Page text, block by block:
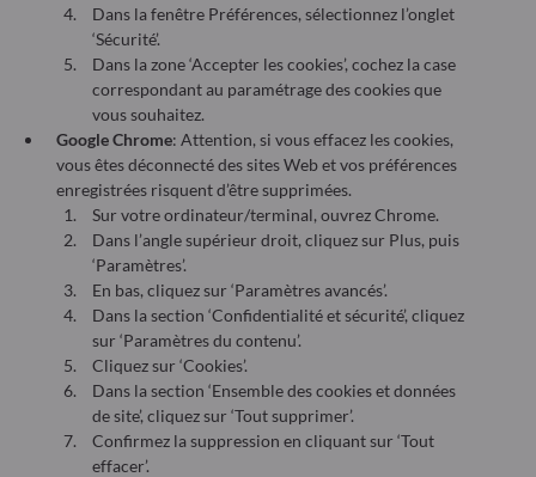
Dans la fenêtre Préférences, sélectionnez l’onglet
‘Sécurité’.
Dans la zone ‘Accepter les cookies’, cochez la case
correspondant au paramétrage des cookies que
vous souhaitez.
Google Chrome: Attention, si vous effacez les cookies,
vous êtes déconnecté des sites Web et vos préférences
enregistrées risquent d’être supprimées.
Sur votre ordinateur/terminal, ouvrez Chrome.
Dans l’angle supérieur droit, cliquez sur Plus, puis
‘Paramètres’.
En bas, cliquez sur ‘Paramètres avancés’.
Dans la section ‘Confidentialité et sécurité’, cliquez
sur ‘Paramètres du contenu’.
Cliquez sur ‘Cookies’.
Dans la section ‘Ensemble des cookies et données
de site’, cliquez sur ‘Tout supprimer’.
Confirmez la suppression en cliquant sur ‘Tout
effacer’.